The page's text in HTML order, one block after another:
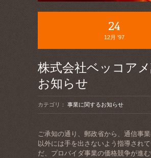
24
12月 '97
株式会社ベッコア
お知らせ
カテゴリ： 事業に関するお知らせ
ご承知の通り、郵政省から、通信事
以外には手を出さないよう指導され
だ、プロバイダ事業の価格競争が進